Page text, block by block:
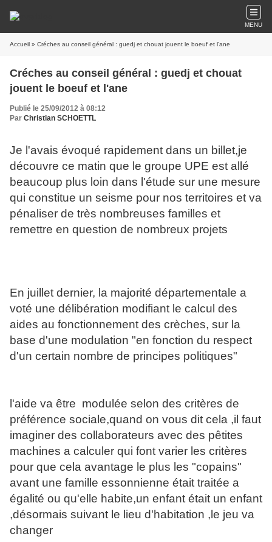
MENU
Accueil » Créches au conseil général : guedj et chouat jouent le boeuf et l'ane
Créches au conseil général : guedj et chouat
jouent le boeuf et l'ane
Publié le 25/09/2012 à 08:12
Par Christian SCHOETTL
Je l'avais évoqué rapidement dans un billet,je
découvre ce matin que le groupe UPE est allé
beaucoup plus loin dans l'étude sur une mesure
qui constitue un seisme pour nos territoires et va
pénaliser de très nombreuses familles et
remettre en question de nombreux projets
En juillet dernier, la majorité départementale a
voté une délibération modifiant le calcul des
aides au fonctionnement des crèches, sur la
base d'une modulation "en fonction du respect
d'un certain nombre de principes politiques"
l'aide va être modulée selon des critères de
préférence sociale,quand on vous dit cela ,il faut
imaginer des collaborateurs avec des pêtites
machines a calculer qui font varier les critères
pour que cela avantage le plus les "copains"
avant une famille essonnienne était traitée a
égalité ou qu'elle habite,un enfant était un enfant
,désormais suivant le lieu d'habitation ,le jeu va
changer